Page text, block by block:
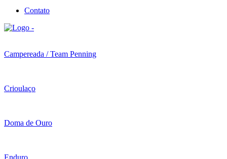
Contato
Campereada / Team Penning
Crioulaço
Doma de Ouro
Enduro